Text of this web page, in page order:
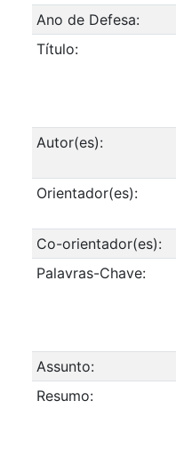
Ano de Defesa:
Título:
Autor(es):
Orientador(es):
Co-orientador(es):
Palavras-Chave:
Assunto:
Resumo: